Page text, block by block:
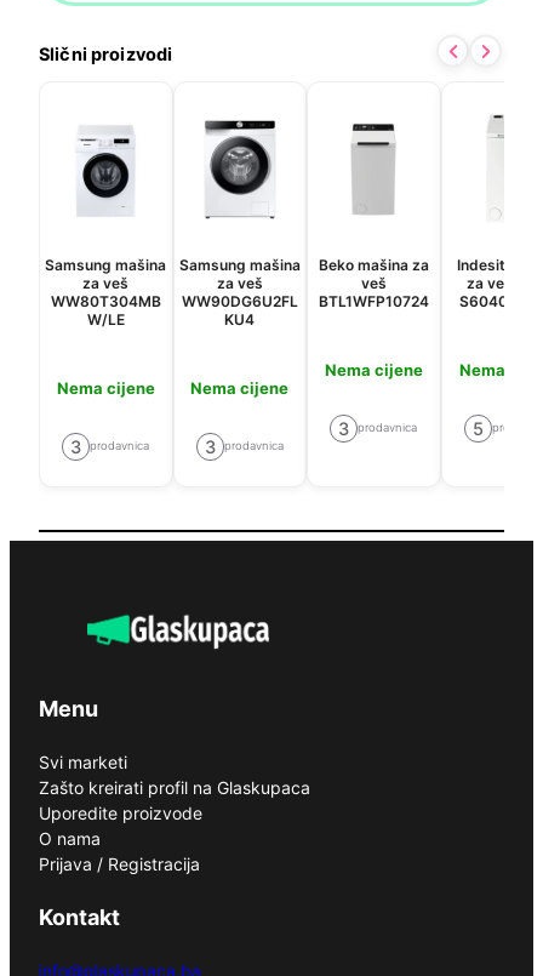
Slični proizvodi
Samsung mašina
za veš
WW80T304MB
W/LE
Nema cijene
3 prodavnica
Samsung mašina
za veš
WW90DG6U2FL
KU4
Nema cijene
3 prodavnica
Beko mašina za
veš
BTL1WFP10724
Nema cijene
3 prodavnica
Indesit
za veš
S60400
Nema
5
Menu
Svi marketi
Zašto kreirati profil na Glaskupaca
Uporedite proizvode
O nama
Prijava / Registracija
Kontakt
info@glaskupaca.ba